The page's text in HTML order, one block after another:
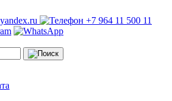
+7 964 11 500 11